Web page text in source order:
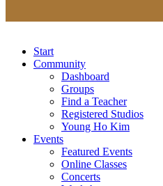
Start
Community
Dashboard
Groups
Find a Teacher
Registered Studios
Young Ho Kim
Events
Featured Events
Online Classes
Concerts